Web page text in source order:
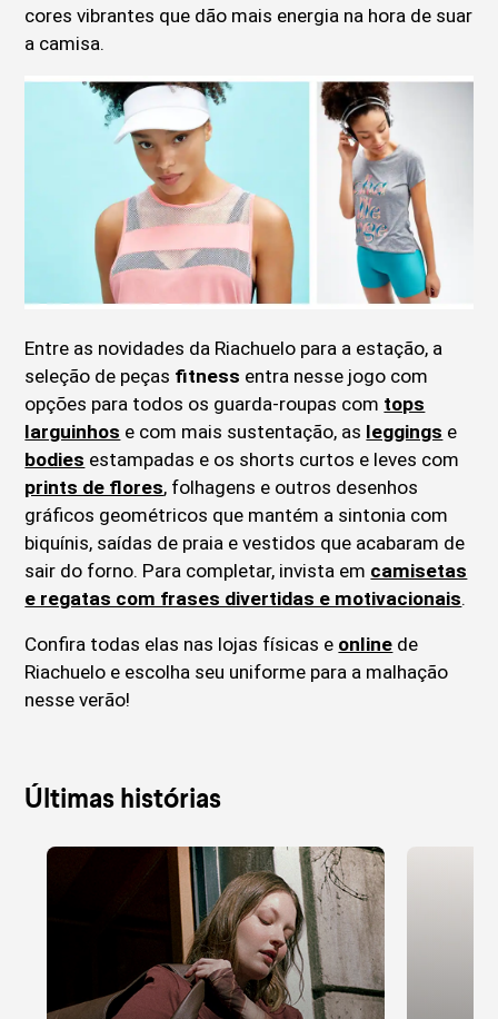
cores vibrantes que dão mais energia na hora de suar
a camisa.
Entre as novidades da Riachuelo para a estação, a
seleção de peças fitness entra nesse jogo com
opções para todos os guarda-roupas com tops
larguinhos e com mais sustentação, as leggings e
bodies estampadas e os shorts curtos e leves com
prints de flores, folhagens e outros desenhos
gráficos geométricos que mantém a sintonia com
biquínis, saídas de praia e vestidos que acabaram de
sair do forno. Para completar, invista em camisetas
e regatas com frases divertidas e motivacionais.
Confira todas elas nas lojas físicas e online de
Riachuelo e escolha seu uniforme para a malhação
nesse verão!
Últimas histórias